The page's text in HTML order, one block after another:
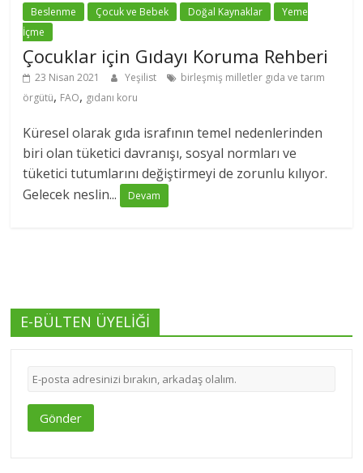
Beslenme Çocuk ve Bebek Doğal Kaynaklar
Yeme
İçme
Çocuklar için Gıdayı Koruma Rehberi
23 Nisan 2021 Yeşilist
birleşmiş milletler gıda ve tarım
örgütü, FAO, gıdanı koru
Küresel olarak gıda israfının temel nedenlerinden
biri olan tüketici davranışı, sosyal normları ve
tüketici tutumlarını değiştirmeyi de zorunlu kılıyor.
Gelecek neslin...
Devam
E-BÜLTEN ÜYELİĞİ
Gönder